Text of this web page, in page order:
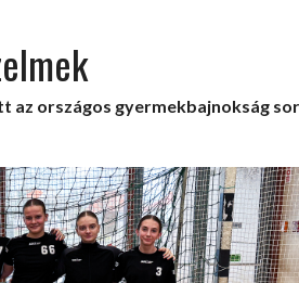
az országos gyermekbajnokság